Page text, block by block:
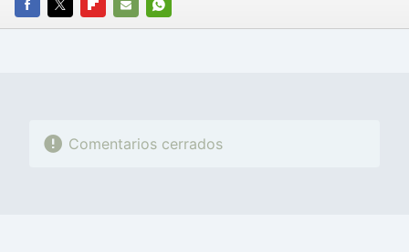
FACEBOOK
TWITTERFLIPBOARD
E-
WHATSAPP
Comentarios cerrados